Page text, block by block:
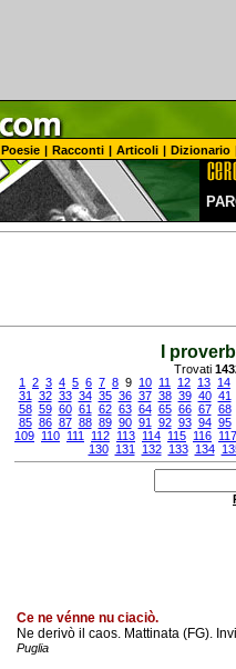
Poesie | Racconti | Articoli | Dizionario
I
Trovati
1
2 3 4 5 6 7 8 9 10 11 12 13 14
31
32 33 34 35 36 37 38 39 40 41
58 59 60 61 62 63 64 65 66 67 68
85 86 87 88 89 90 91 92 93 94 95
109 110 111 112 113 114 115 116 117
130
131 132 133 134
Ce ne vénne nu ciaciò.
Ne derivò il caos. Mattinata (FG).
Puglia